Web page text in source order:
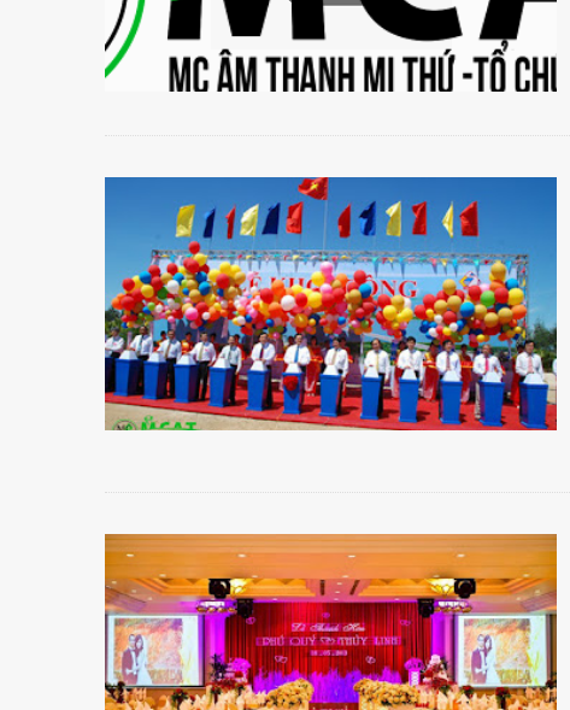
Tổ chức sự kiện
Tổ chức sự kiện: Tổ chức sự kiện giới thiệu sản phẩm